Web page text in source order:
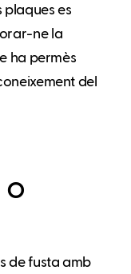
plaques es
ne la
ha permès
del
o
de fusta amb